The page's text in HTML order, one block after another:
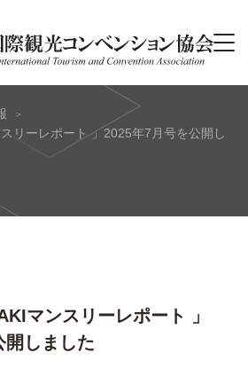
スリーレポート 」2025年7月号を公開し
マンスリーレポート 」
開しました